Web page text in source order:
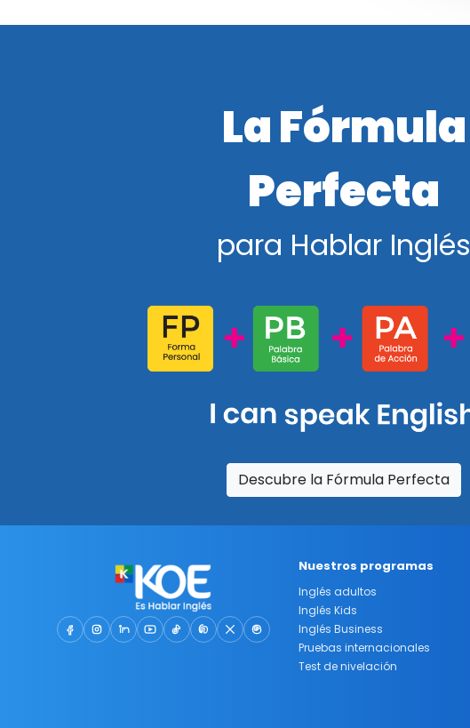
La Fórmula
Perfecta
para Hablar Inglés
Descubre la Fórmula Perfecta
Nuestros programas
Inglés adultos
Inglés Kids
Inglés Business
Pruebas internacionales
Test de nivelación